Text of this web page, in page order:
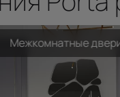
Межкомнатные